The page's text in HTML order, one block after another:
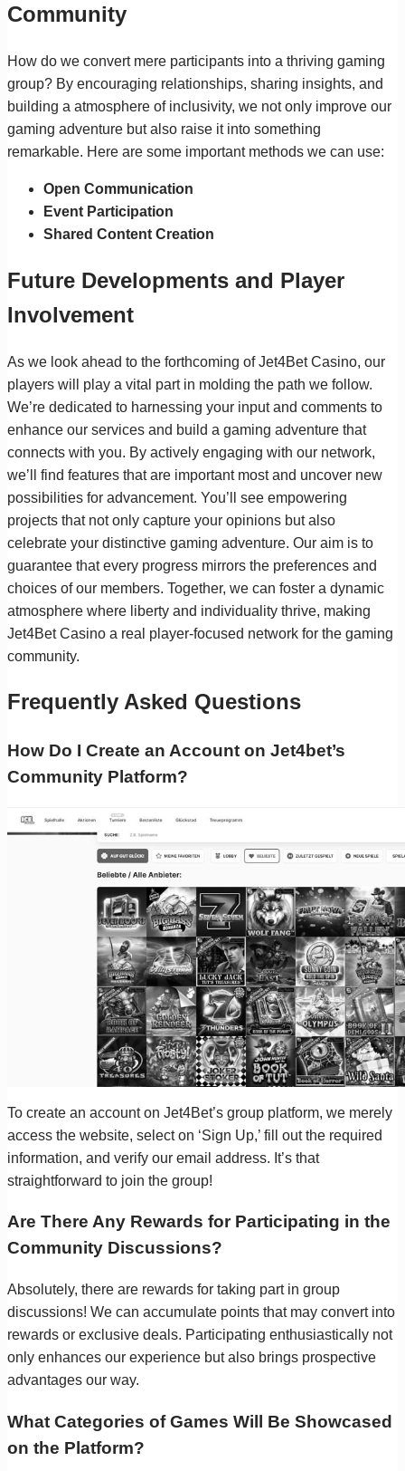
Community
How do we convert mere participants into a thriving gaming
group? By encouraging relationships, sharing insights, and
building a atmosphere of inclusivity, we not only improve our
gaming adventure but also raise it into something
remarkable. Here are some important methods we can use:
Open Communication
Event Participation
Shared Content Creation
Future Developments and Player
Involvement
As we look ahead to the forthcoming of Jet4Bet Casino, our
players will play a vital part in molding the path we follow.
We’re dedicated to harnessing your input and comments to
enhance our services and build a gaming adventure that
connects with you. By actively engaging with our network,
we’ll find features that are important most and uncover new
possibilities for advancement. You’ll see empowering
projects that not only capture your opinions but also
celebrate your distinctive gaming adventure. Our aim is to
guarantee that every progress mirrors the preferences and
choices of our members. Together, we can foster a dynamic
atmosphere where liberty and individuality thrive, making
Jet4Bet Casino a real player-focused network for the gaming
community.
Frequently Asked Questions
How Do I Create an Account on Jet4bet’s
Community Platform?
To create an account on Jet4Bet’s group platform, we merely
access the website, select on ‘Sign Up,’ fill out the required
information, and verify our email address. It’s that
straightforward to join the group!
Are There Any Rewards for Participating in the
Community Discussions?
Absolutely, there are rewards for taking part in group
discussions! We can accumulate points that may convert into
rewards or exclusive deals. Participating enthusiastically not
only enhances our experience but also brings prospective
advantages our way.
What Categories of Games Will Be Showcased
on the Platform?